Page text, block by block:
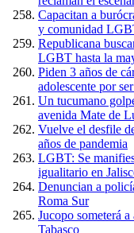
Capacitan a
y comunidad
Republicana
LGBT hasta la
Piden 3 años de
adolescente por
Un tucumano
avenida Mate de
Vuelve el desfile
años de pandemia
LGBT: Se
igualitario en
Denuncian a
Roma Sur
Jucopo someterá
Tabasco